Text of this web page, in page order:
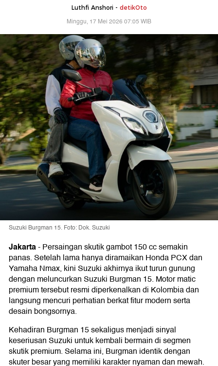
Luthfi Anshori - detikOto
Minggu, 17 Mei 2026 07:05 WIB
Suzuki Burgman 15. Foto: Dok. Suzuki
Jakarta-Persaingan skutik gambot 150 cc semakin
panas. Setelah lama hanya diramaikan Honda PCX dan
Yamaha Nmax, kini Suzuki akhirnya ikut turun gunung
dengan meluncurkan Suzuki Burgman 15. Motor matic
premium tersebut resmi diperkenalkan di Kolombia dan
langsung mencuri perhatian berkat fitur modern serta
desain bongsornya.
Kehadiran Burgman 15 sekaligus menjadi sinyal
keseriusan Suzuki untuk kembali bermain di segmen
skutik premium. Selama ini, Burgman identik dengan
skuter besar yang memiliki karakter nyaman dan mewah.